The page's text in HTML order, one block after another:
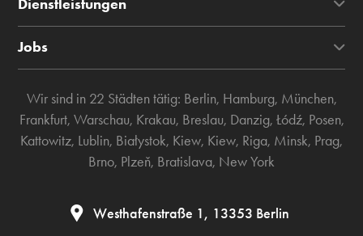
Dienstleistungen
Jobs
Wir sind in 22 Städten tätig: Berlin, Hamburg, München,
Frankfurt, Warschau, Krakau, Breslau, Danzig, Łódź, Posen,
Kattowitz, Lublin, Białystok, Kiew, Kiew, Riga, Minsk, Prag,
Brno, Plzeň, Bratislava, New York
Westhafenstraße 1, 13353 Berlin